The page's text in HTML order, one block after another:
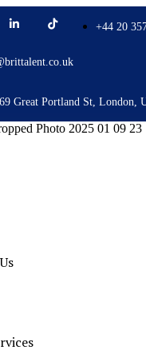
+44 20
Great Portland St, London,